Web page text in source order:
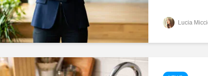
Lucia